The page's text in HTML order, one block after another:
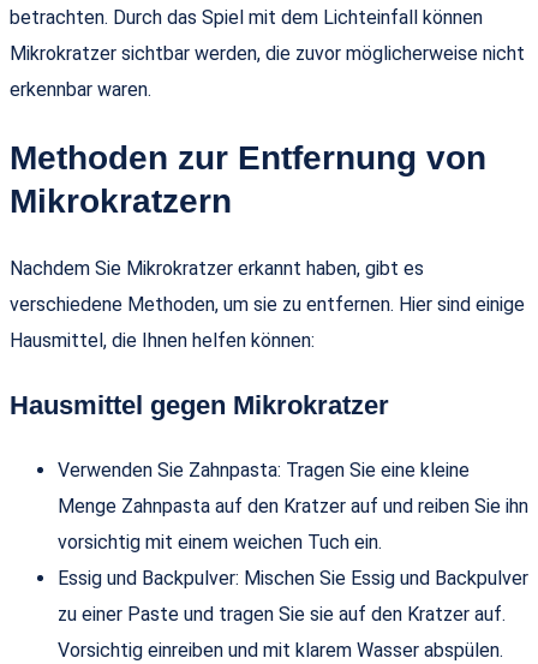
betrachten. Durch das Spiel mit dem Lichteinfall können
Mikrokratzer sichtbar werden, die zuvor möglicherweise nicht
erkennbar waren.
Methoden zur Entfernung von
Mikrokratzern
Nachdem Sie Mikrokratzer erkannt haben, gibt es
verschiedene Methoden, um sie zu entfernen. Hier sind einige
Hausmittel, die Ihnen helfen können:
Hausmittel gegen Mikrokratzer
Verwenden Sie Zahnpasta: Tragen Sie eine kleine
Menge Zahnpasta auf den Kratzer auf und reiben Sie ihn
vorsichtig mit einem weichen Tuch ein.
Essig und Backpulver: Mischen Sie Essig und Backpulver
zu einer Paste und tragen Sie sie auf den Kratzer auf.
Vorsichtig einreiben und mit klarem Wasser abspülen.